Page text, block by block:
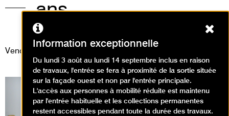
ans
Animations / Visite animation
Vendredi 25 août 2023
Information exceptionnelle
Du lundi 3 août au lundi 14 septembre inclus en raison
de travaux, l'entrée se fera à proximité de la sortie située
sur la façade ouest et non par l'entrée principale.
L'accès aux personnes à mobilité réduite est maintenu
par l'entrée habituelle et les collections permanentes
restent accessibles pendant toute la durée des travaux.